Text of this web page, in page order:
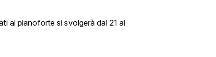
al pianoforte si svolgerà dal 21 al